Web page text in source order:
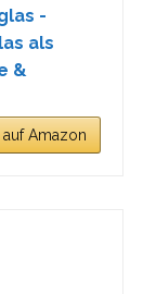
-
als
&
auf Amazon